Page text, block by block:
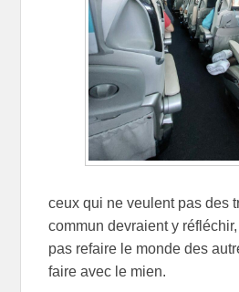
ceux qui ne veulent pas des
commun devraient y
pas refaire le monde des
faire avec le mien.